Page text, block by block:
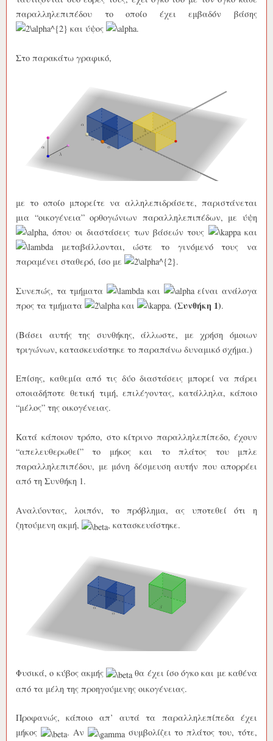
παραλληλεπιπέδου το οποίο έχει εμβαδόν βάσης
και ύψος
.
Στο παρακάτω γραφικό,
με το οποίο μπορείτε να αλληλεπιδράσετε, παριστάνεται
μια “οικογένεια” ορθογώνιων παραλληλεπιπέδων, με ύψη
, όπου οι διαστάσεις των βάσεών τους
και
μεταβάλλονται, ώστε το γινόμενό τους να
παραμένει σταθερό, ίσο με
.
Συνεπώς, τα τμήματα και
είναι ανάλογα
προς τα τμήματα
και . (Συνθήκη 1).
(Βάσει αυτής της συνθήκης, άλλωστε, με χρήση όμοιων
τριγώνων, κατασκευάστηκε το παραπάνω δυναμικό σχήμα.)
Επίσης, καθεμία από τις δύο διαστάσεις μπορεί να πάρει
οποιαδήποτε θετική τιμή, επιλέγοντας, κατάλληλα, κάποιο
“μέλος” της οικογένειας.
Κατά κάποιον τρόπο, στο κίτρινο παραλληλεπίπεδο, έχουν
“απελευθερωθεί” το μήκος και το πλάτος του μπλε
παραλληλεπιπέδου, με μόνη δέσμευση αυτήν που απορρέει
από τη Συνθήκη 1.
Αναλύοντας, λοιπόν, το πρόβλημα, ας υποτεθεί ότι η
ζητούμενη ακμή,
, κατασκευάστηκε.
Φυσικά, ο κύβος ακμής
θα έχει ίσο όγκο και με καθένα
από τα μέλη της προηγούμενης οικογένειας.
Προφανώς, κάποιο απ’ αυτά τα παραλληλεπίπεδα έχει
μήκος
. Αν
συμβολίζει το πλάτος του, τότε,